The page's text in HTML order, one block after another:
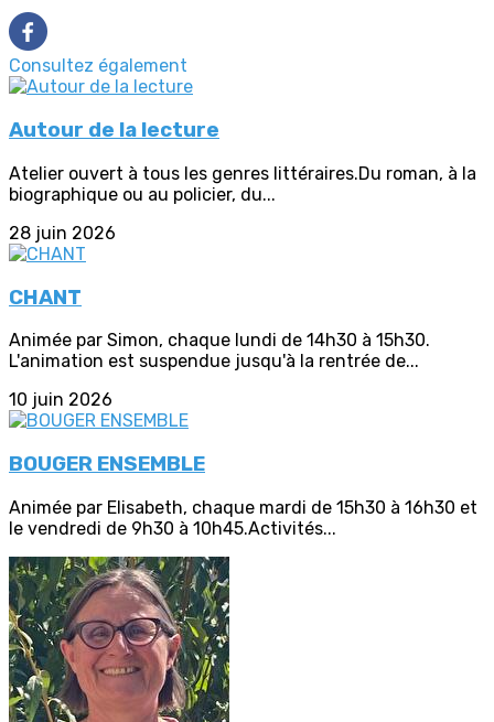
Consultez également
Autour de la lecture
Atelier ouvert à tous les genres littéraires.Du roman, à la
biographique ou au policier, du...
28 juin 2026
CHANT
Animée par Simon, chaque lundi de 14h30 à 15h30.
L'animation est suspendue jusqu'à la rentrée de...
10 juin 2026
BOUGER ENSEMBLE
Animée par Elisabeth, chaque mardi de 15h30 à 16h30 et
le vendredi de 9h30 à 10h45.Activités...